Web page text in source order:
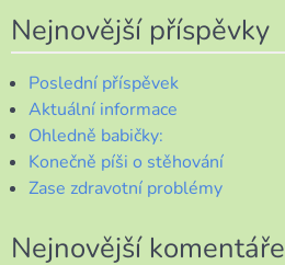
Nejnovější příspěvky
Poslední příspěvek
Aktuální informace
Ohledně babičky:
Konečně píši o stěhování
Zase zdravotní problémy
Nejnovější komentáře